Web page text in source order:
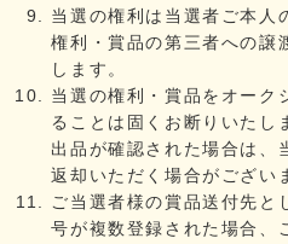
当選の権利は当選者ご本人
権利・賞品の第三者への譲
します。
当選の権利・賞品をオーク
ることは固くお断りいたし
出品が確認された場合は、
返却いただく場合がござい
ご当選者様の賞品送付先と
号が複数登録された場合、